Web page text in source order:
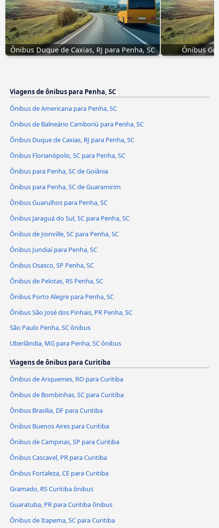
Ônibus Duque de Caxias, RJ para Penha, SC Ônibus
Viagens de ônibus para Penha, SC
Ônibus de Americana para Penha, SC
Ônibus de Balneário Camboriú para Penha, SC
Ônibus Duque de Caxias, RJ para Penha, SC
Ônibus Florianópolis, SC para Penha, SC
Ônibus para Penha, SC de Goiânia
Ônibus para Penha, SC de Guaramirim
Ônibus Guarulhos para Penha, SC
Ônibus Jaraguá do Sul, SC para Penha, SC
Ônibus de Joinville, SC para Penha, SC
Ônibus Jundiaí para Penha, SC
Ônibus Osasco, SP Penha, SC
Ônibus de Pelotas, RS Penha, SC
Ônibus Porto Alegre para Penha, SC
Ônibus São José dos Pinhais, PR Penha, SC
São Paulo Penha, SC ônibus
Uberlândia, MG para Penha, SC ônibus
Viagens de ônibus para Curitiba
Ônibus de Ariquemes, RO para Curitiba
Ônibus de Bombinhas, SC para Curitiba
Ônibus Brasília, DF para Curitiba
Ônibus Buenos Aires para Curitiba
Ônibus de Campinas, SP para Curitiba
Ônibus Cascavel, PR para Curitiba
Ônibus Fortaleza, CE para Curitiba
Gramado, RS Curitiba ônibus
Guaratuba, PR para Curitiba ônibus
Ônibus de Itapema, SC para Curitiba